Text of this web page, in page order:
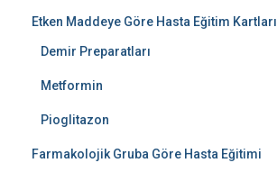
Etken Maddeye Göre Hasta Eğitim Kartları
Demir Preparatları
Metformin
Pioglitazon
Farmakolojik Gruba Göre Hasta Eğitimi